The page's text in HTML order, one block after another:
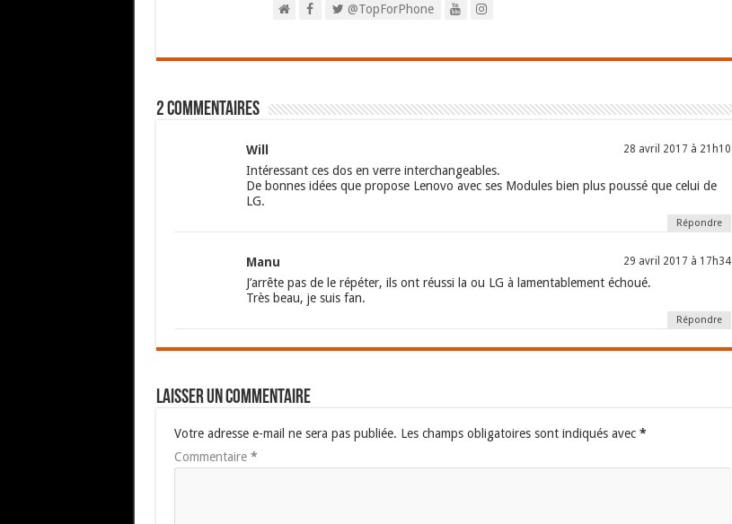
@TopForPhone
2 commentaires
Will 28 avril 2017 à 21h10
Intéressant ces dos en verre interchangeables.
De bonnes idées que propose Lenovo avec ses Modules bien plus poussé que celui de
LG.
Répondre
Manu 29 avril 2017 à 17h34
J’arrête pas de le répéter, ils ont réussi la ou LG à lamentablement échoué.
Très beau, je suis fan.
Répondre
Laisser un commentaire
Votre adresse e-mail ne sera pas publiée. Les champs obligatoires sont indiqués avec *
Commentaire *